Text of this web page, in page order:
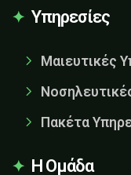
Υπηρεσίες
Μαιευτικές
Πακέτα
Η Ομάδα